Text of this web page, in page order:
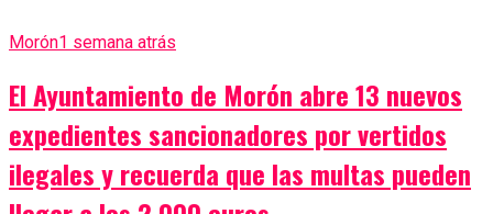
Morón1 semana atrás
El Ayuntamiento de Morón abre 13 nuevos
expedientes sancionadores por vertidos
ilegales y recuerda que las multas pueden